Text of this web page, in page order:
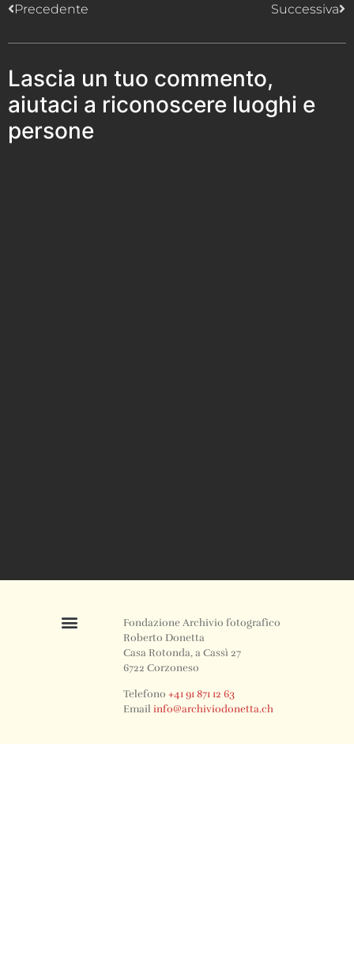
Precedente Successiva
Lascia un tuo commento,
aiutaci a riconoscere luoghi e
persone
Fondazione Archivio fotografico
Roberto Donetta
Casa Rotonda, a Cassì 27
6722 Corzoneso
Telefono+41 91 871 12 63
Emailinfo@archiviodonetta.ch